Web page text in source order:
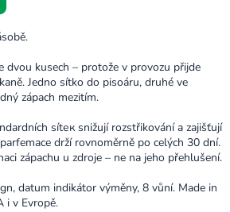
dvou kusech – protože v provozu přijde
Jedno sítko do pisoáru, druhé ve
zápach mezitím.
sítек snižují rozstřikování a zajišťují
drží rovnoměrně po celých 30 dní.
zápachu u zdroje – ne na jeho přehlušení.
datum indikátor výměny, 8 vůní. Made in
i v Evropě.